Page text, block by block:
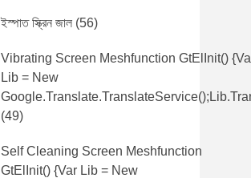
ইস্পাত স্ক্রিন জাল (56)
Vibrating Screen Meshfunction GtElInit()
Lib = New
(49)
Self Cleaning Screen Meshfunction
GtElInit() {var Lib = New